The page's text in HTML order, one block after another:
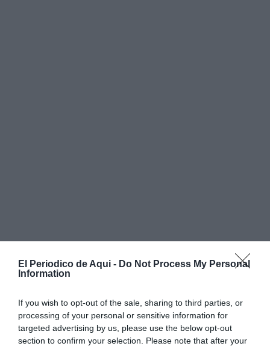
El Periodico de Aqui - Do Not Process My Personal
Information
If you wish to opt-out of the sale, sharing to third parties, or
processing of your personal or sensitive information for
targeted advertising by us, please use the below opt-out
section to confirm your selection. Please note that after your
La intervención ha incluido el acondicionamiento del